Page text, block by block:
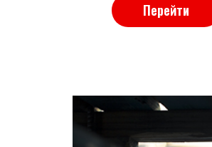
Перейти